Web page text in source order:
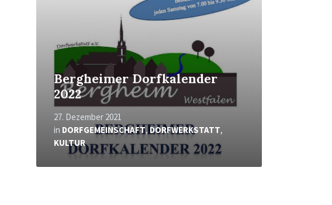
Bergheimer Dorfkalender
2022
27. Dezember 2021
in DORFGEMEINSCHAFT, DORFWERKSTATT,
KULTUR